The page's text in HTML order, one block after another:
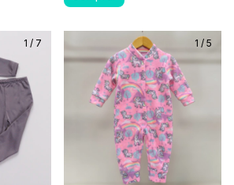
Leve 3 Por R$179 Leve
1 / 7 1 / 5